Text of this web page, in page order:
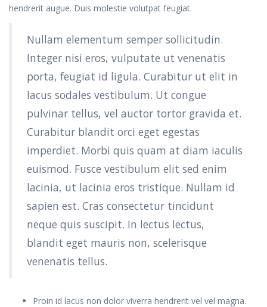
hendrerit augue. Duis molestie volutpat feugiat.
Nullam elementum semper sollicitudin.
Integer nisi eros, vulputate ut venenatis
porta, feugiat id ligula. Curabitur ut elit in
lacus sodales vestibulum. Ut congue
pulvinar tellus, vel auctor tortor gravida et.
Curabitur blandit orci eget egestas
imperdiet. Morbi quis quam at diam iaculis
euismod. Fusce vestibulum elit sed enim
lacinia, ut lacinia eros tristique. Nullam id
sapien est. Cras consectetur tincidunt
neque quis suscipit. In lectus lectus,
blandit eget mauris non, scelerisque
venenatis tellus.
Proin id lacus non dolor viverra hendrerit vel vel magna.